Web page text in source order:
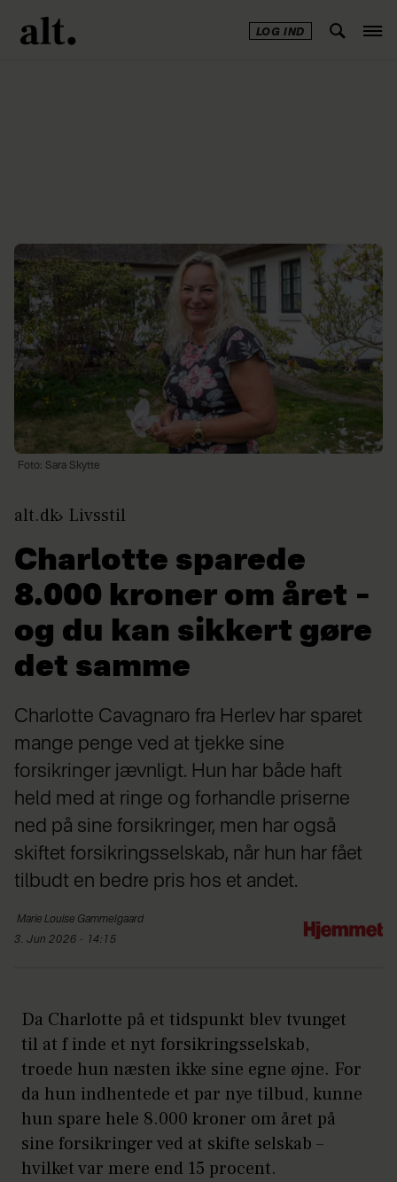
LOG IND
Foto: Sara Skytte
alt.dk Livsstil
Charlotte sparede
8.000 kroner om året –
og du kan sikkert gøre
det samme
Charlotte Cavagnaro fra Herlev har sparet
mange penge ved at tjekke sine
forsikringer jævnligt. Hun har både haft
held med at ringe og forhandle priserne
ned på sine forsikringer, men har også
skiftet forsikringsselskab, når hun har fået
tilbudt en bedre pris hos et andet.
Marie Louise Gammelgaard
3. Jun 2026 - 14:15
Da Charlotte på et tidspunkt blev tvunget
til at f inde et nyt forsikringsselskab,
troede hun næsten ikke sine egne øjne. For
da hun indhentede et par nye tilbud, kunne
hun spare hele 8.000 kroner om året på
sine forsikringer ved at skifte selskab –
hvilket var mere end 15 procent.